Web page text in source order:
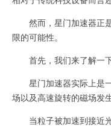
然而，星门加速器正是
限的可能性。
首先，我们来了解一下
星门加速器实际上是一
场以及高速旋转的磁场发
当粒子被加速到接近光